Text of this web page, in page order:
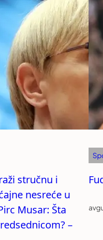
stručnu i
nesreće u
Musar: Šta
–